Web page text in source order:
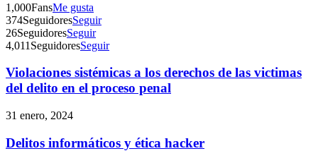
1,000FansMe gusta
374SeguidoresSeguir
26SeguidoresSeguir
4,011 SeguidoresSeguir
Violaciones sistémicas a los derechos de las victimas
del delito en el proceso penal
31 enero, 2024
Delitos informáticos y ética hacker